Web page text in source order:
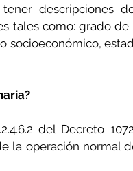
descripciones
tales como: grado
socioeconómico,
del Decreto
la operación normal